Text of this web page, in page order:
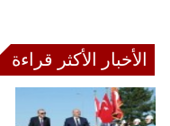
الأخبار الأكثر قراءة